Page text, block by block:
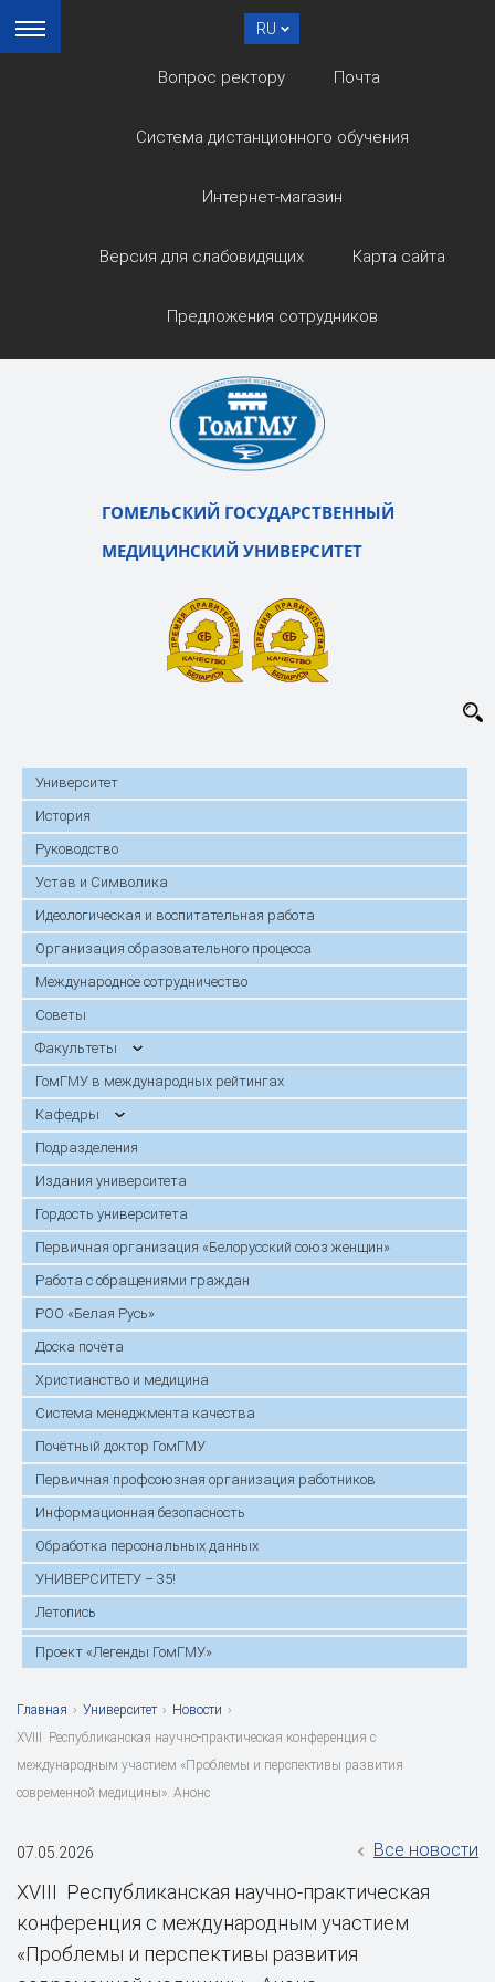
RU
Вопрос ректору Почта
Система дистанционного обучения
Интернет-магазин
Версия для слабовидящих Карта сайта
Предложения сотрудников
ГОМЕЛЬСКИЙ ГОСУДАРСТВЕННЫЙ
МЕДИЦИНСКИЙ УНИВЕРСИТЕТ
Университет
История
Руководство
Устав и Символика
Идеологическая и воспитательная работа
Организация образовательного процесса
Международное сотрудничество
Советы
Факультеты
ГомГМУ в международных рейтингах
Кафедры
Подразделения
Издания университета
Гордость университета
Первичная организация «Белорусский союз женщин»
Работа с обращениями граждан
РОО «Белая Русь»
Доска почёта
Христианство и медицина
Система менеджмента качества
Почётный доктор ГомГМУ
Первичная профсоюзная организация работников
Информационная безопасность
Обработка персональных данных
УНИВЕРСИТЕТУ – 35!
Летопись
Проект «Легенды ГомГМУ»
Главная › Университет › Новости ›
XVIII Республиканская научно-практическая конференция с
международным участием «Проблемы и перспективы развития
современной медицины». Анонс
07.05.2026 Все новости
XVIII Республиканская научно-практическая
конференция с международным участием
«Проблемы и перспективы развития